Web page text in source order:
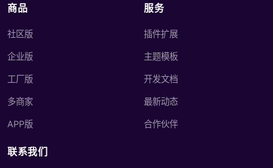
商品
社区版
企业版
工厂版
多商家
APP版
服务
插件扩展
主题模板
开发文档
最新动态
合作伙伴
联系我们